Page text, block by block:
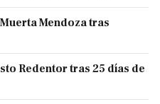
Mendoza tras
Redentor tras 25 días de